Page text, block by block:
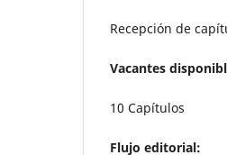
Recepción de
Vacantes
10 Capítulos
Flujo editorial: